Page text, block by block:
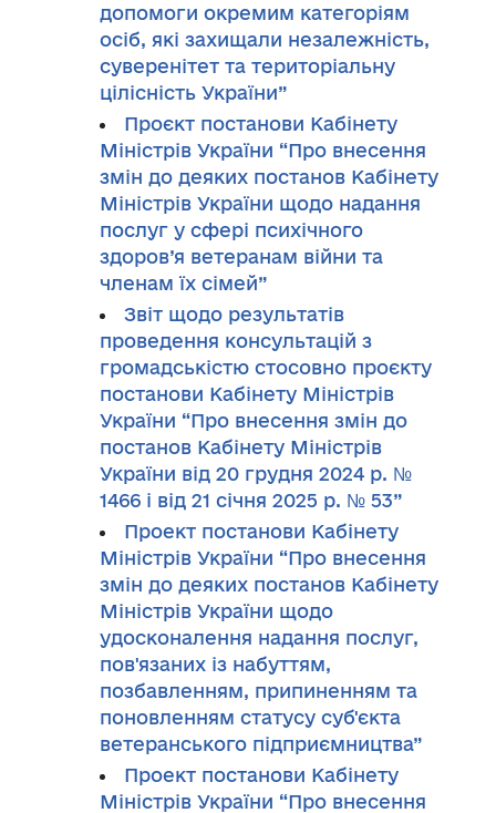
допомоги окремим категоріям
осіб, які захищали незалежність,
суверенітет та територіальну
цілісність України”
Проєкт постанови Кабінету
Міністрів України “Про внесення
змін до деяких постанов Кабінету
Міністрів України щодо надання
послуг у сфері психічного
здоров’я ветеранам війни та
членам їх сімей”
Звіт щодо результатів
проведення консультацій з
громадськістю стосовно проєкту
постанови Кабінету Міністрів
України “Про внесення змін до
постанов Кабінету Міністрів
України від 20 грудня 2024 р. №
1466 і від 21 січня 2025 р. № 53”
Проект постанови Кабінету
Міністрів України “Про внесення
змін до деяких постанов Кабінету
Міністрів України щодо
удосконалення надання послуг,
пов'язаних із набуттям,
позбавленням, припиненням та
поновленням статусу суб'єкта
ветеранського підприємництва”
Проект постанови Кабінету
Міністрів України “Про внесення